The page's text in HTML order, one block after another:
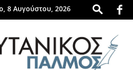
8 Αυγούστου, 2026